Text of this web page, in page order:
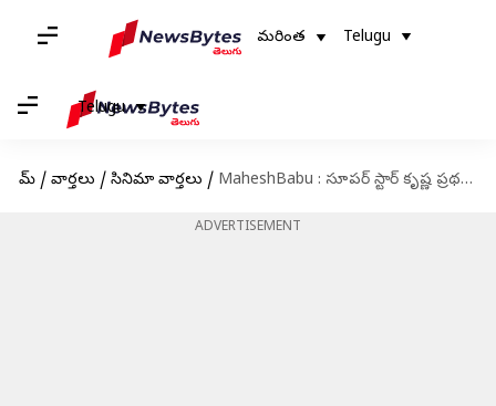
మరింత Telugu
Telugu
హోమ్ / వార్తలు / సినిమా వార్తలు / MaheshBabu : సూపర్ స్టార్ కృష్ణ ప్రథమ వర్ధంతి.. మహేష్ బాబు నివాళులు
ADVERTISEMENT